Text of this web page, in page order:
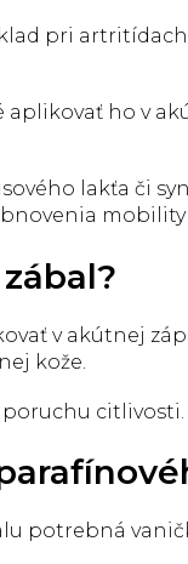
pri
ho v
lakťa či
mobility
v akútnej
kože.
potrebná